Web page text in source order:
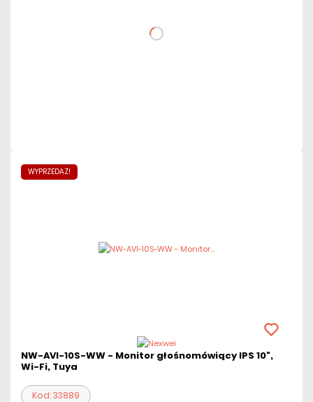
DO KOSZYKA
WYPRZEDAŻ!
NW-AVI-10S-WW - Monitor głośnomówiący IPS 10",
Wi-Fi, Tuya
Kod: 33889